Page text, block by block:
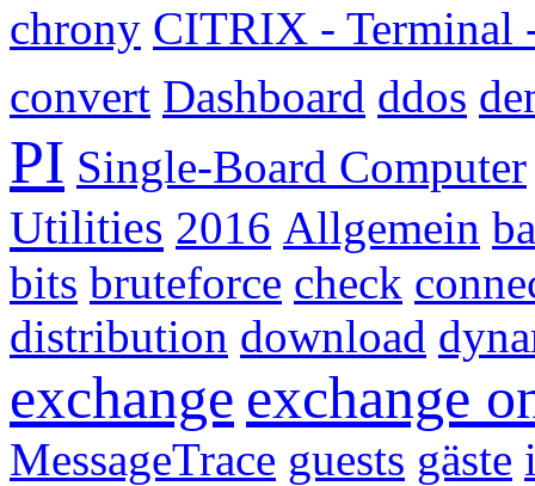
chrony CITRIX - Terminal
convert Dashboard ddos
PI Single-Board Computer
Utilities 2016 Allgemein
bits bruteforce check
distribution download
exchange exchange
MessageTrace guests gäste